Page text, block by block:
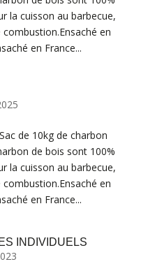
la cuisson au barbecue,
en
en France...
de 10kg de charbon
de bois sont 100%
la cuisson au barbecue,
en
en France...
INDIVIDUELS